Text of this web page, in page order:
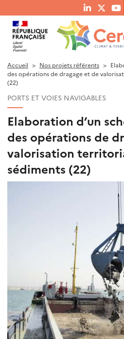
menu
social
links
RECHERCHER UN MOT-CLÉ, UNE
QUE RECHERCHEZ-VOUS ?
Accueil Nos projets référents
des opérations de dragage et de
(22)
PORTS ET VOIES NAVIGABLES
Elaboration d’un
des opérations de
valorisation
sédiments (22)